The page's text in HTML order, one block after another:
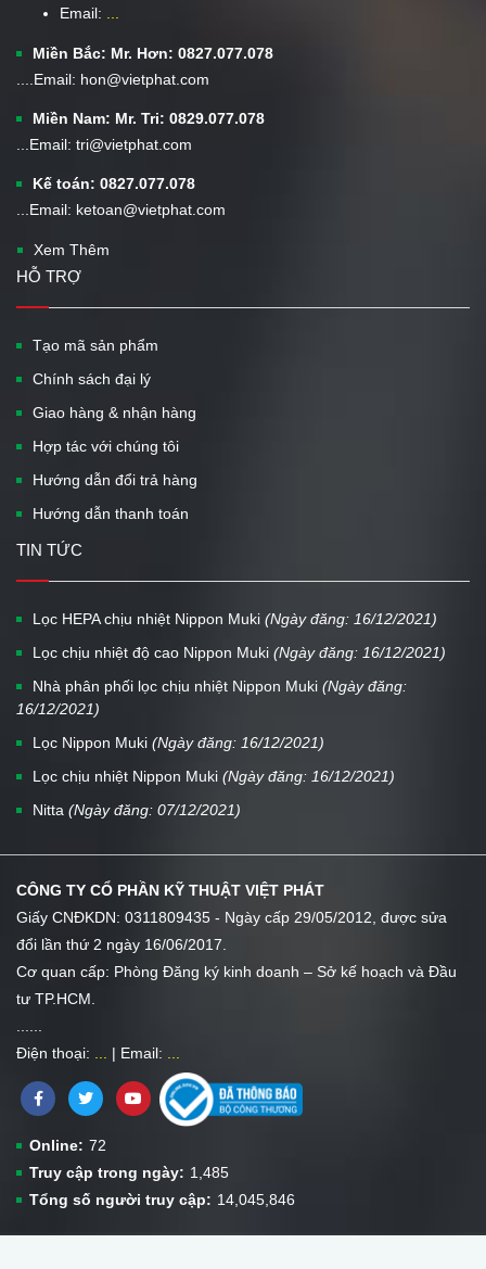
Email:
Miền Bắc: Mr. Hơn: 0827.077.078
....Email: hon@vietphat.com
Miền Nam: Mr. Tri: 0829.077.078
...Email: tri@vietphat.com
Kế toán: 0827.077.078
...Email: ketoan@vietphat.com
Xem Thêm
HỖ TRỢ
Tạo mã sản phẩm
Chính sách đại lý
Giao hàng & nhận hàng
Hợp tác với chúng tôi
Hướng dẫn đổi trả hàng
Hướng dẫn thanh toán
TIN TỨC
Lọc HEPA chịu nhiệt Nippon Muki (Ngày đăng: 16/12/2021)
Lọc chịu nhiệt độ cao Nippon Muki (Ngày đăng: 16/12/2021)
Nhà phân phối lọc chịu nhiệt Nippon Muki (Ngày đăng:
16/12/2021)
Lọc Nippon Muki (Ngày đăng: 16/12/2021)
Lọc chịu nhiệt Nippon Muki (Ngày đăng: 16/12/2021)
Nitta (Ngày đăng: 07/12/2021)
CÔNG TY CỔ PHẦN KỸ THUẬT VIỆT PHÁT
Giấy CNĐKDN: 0311809435 - Ngày cấp 29/05/2012, được sửa
đổi lần thứ 2 ngày 16/06/2017.
Cơ quan cấp: Phòng Đăng ký kinh doanh – Sở kế hoạch và Đầu
tư TP.HCM.
Điện thoại:
| Email:
Online: 72
Truy cập trong ngày: 1,485
Tổng số người truy cập: 14,045,846